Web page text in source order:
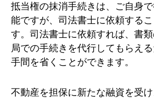
抵当権の抹消手続きは、ご自身
能ですが、司法書士に依頼する
す。司法書士に依頼すれば、書
局での手続きを代行してもらえ
手間を省くことができます。
不動産を担保に新たな融資を受